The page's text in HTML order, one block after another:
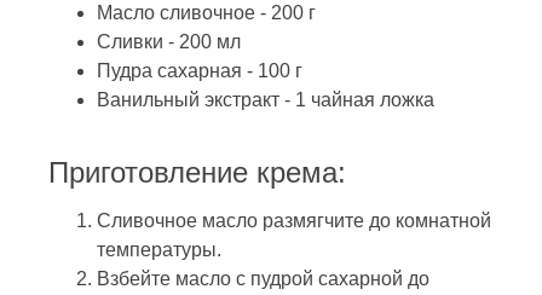
Масло сливочное - 200 г
Сливки - 200 мл
Пудра сахарная - 100 г
Ванильный экстракт - 1 чайная ложка
Приготовление крема:
Сливочное масло размягчите до комнатной
температуры.
Взбейте масло с пудрой сахарной до